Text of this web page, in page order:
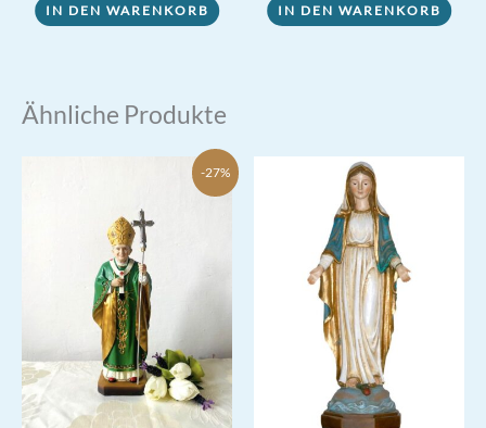
IN DEN WARENKORB IN DEN WARENKORB
Ähnliche Produkte
-27%